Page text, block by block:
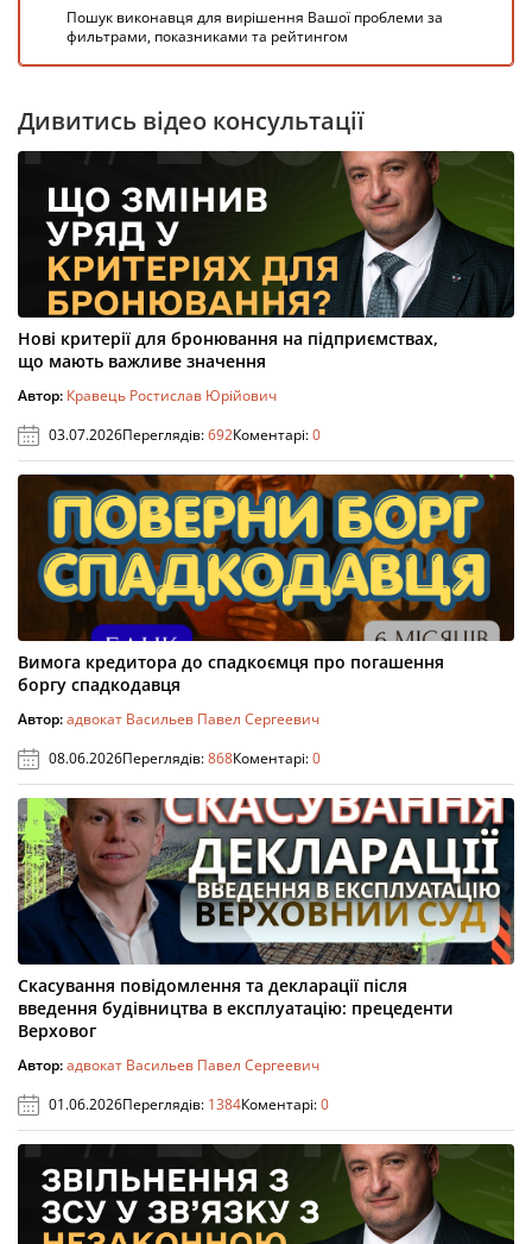
Пошук виконавця для вирішення Вашої проблеми за
фильтрами, показниками та рейтингом
Дивитись відео консультації
Нові критерії для бронювання на підприємствах,
що мають важливе значення
Автор: Кравець Ростислав Юрійович
03.07.2026Переглядів:692Коментарі:0
Вимога кредитора до спадкоємця про погашення
боргу спадкодавця
Автор:адвокат Васильев Павел Сергеевич
08.06.2026Переглядів:868Коментарі:0
Скасування повідомлення та декларації після
введення будівництва в експлуатацію: прецеденти
Верховог
Автор:адвокат Васильев Павел Сергеевич
01.06.2026Переглядів: 1384Коментарі:0